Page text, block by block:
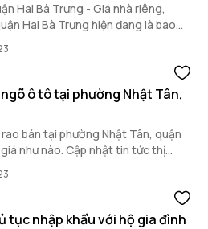
Hai Bà Trưng - Giá nhà riêng,
Hai Bà Trưng hiện đang là bao
đây!
ô tô tại phường Nhật Tân,
bán tại phường Nhật Tân, quận
như nào. Cập nhật tin tức thị
Tân mới nhất ngay sau đây.
tục nhập khẩu với hộ gia đình